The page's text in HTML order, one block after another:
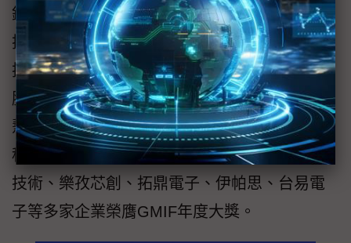
銳、全志科技、矽力傑、勝宏科技、慧榮科
技、佰維存儲、中科飛測、銓興科技、聯芸科
技、嘉合勁威、金勝電子、和美精藝、同方電
腦、微步資訊、六聯智慧、和研科技、觸點智
慧、歐康諾電子、英韌科技、態坦測試、芯睿
科技、源微創新、康芯威、立可自動化、邁為
技術、樂孜芯創、拓鼎電子、伊帕思、台易電
子等多家企業榮膺GMIF年度大獎。